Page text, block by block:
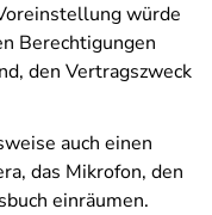
würde
Berechtigungen
den Vertragszweck
auch einen
das Mikrofon, den
einräumen.